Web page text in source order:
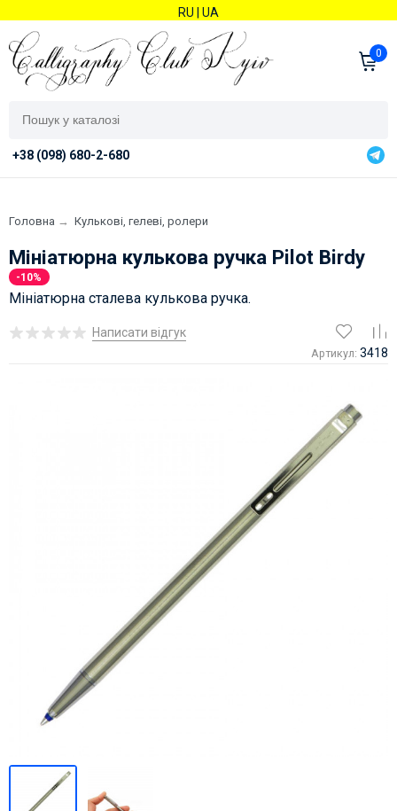
RU UA
0
+38 (098) 680-2-680
Головна → Кулькові, гелеві, ролери
Мініатюрна кулькова ручка Pilot Birdy
-10%
Мініатюрна сталева кулькова ручка.
Написати відгук
Артикул: 3418